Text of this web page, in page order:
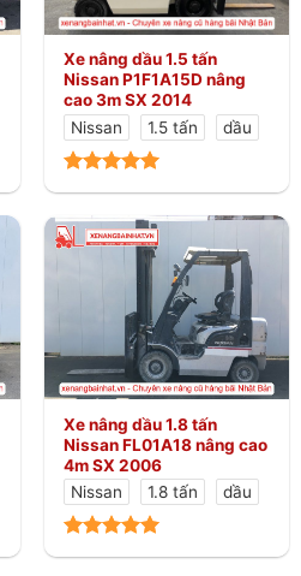
Xe nâng dầu 1.5 tấn
Nissan P1F1A15D nâng
cao 3m SX 2014
Nissan
1.5 tấn dầu
Xe nâng dầu 1.8 tấn
Nissan FL01A18 nâng cao
4m SX 2006
Nissan
1.8 tấn dầu